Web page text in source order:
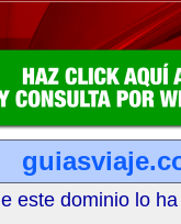
este dominio lo